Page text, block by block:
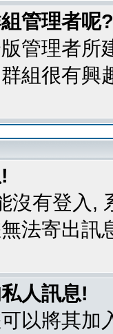
管理者呢?
管理者所
組很有興
沒有登入,
法寄出訊
人訊息!
以將其加